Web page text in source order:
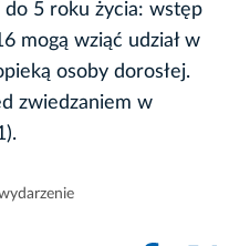
do 5 roku życia: wstęp
mogą wziąć udział w
osoby dorosłej.
zwiedzaniem w